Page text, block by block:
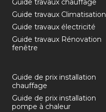
Guide travaux chauffage
Guide travaux Climatisation
Guide travaux électricité
Guide travaux Rénovation
fenêtre
Guide de prix installation
chauffage
Guide de prix installation
pompe à chaleur